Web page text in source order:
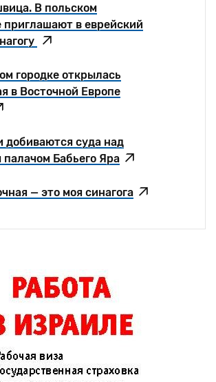
В польском
приглашают в еврейский
городке открылась
в Восточной Европе
добиваются суда над
Бабьего Яра
— это моя синагога